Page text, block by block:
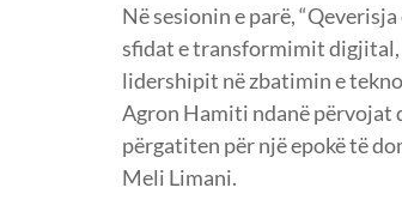
Në sesionin e parë,
sfidat e transformimit digjital,
lidershipit në zbatimin e
Agron Hamiti ndanë përvojat
përgatiten për një epokë të
Meli Limani.